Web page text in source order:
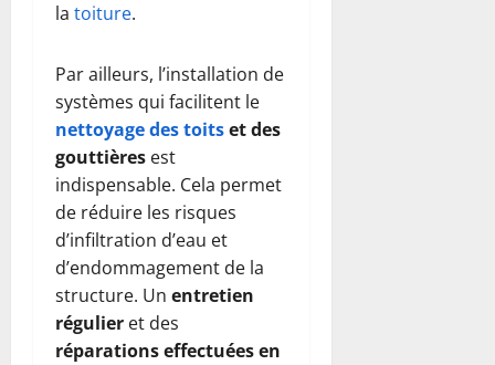
la toiture.
Par ailleurs, l’installation de
systèmes qui facilitent le
nettoyage des toitset des
gouttières est
indispensable. Cela permet
de réduire les risques
d’infiltration d’eau et
d’endommagement de la
structure. Un entretien
régulier et des
réparations effectuées en